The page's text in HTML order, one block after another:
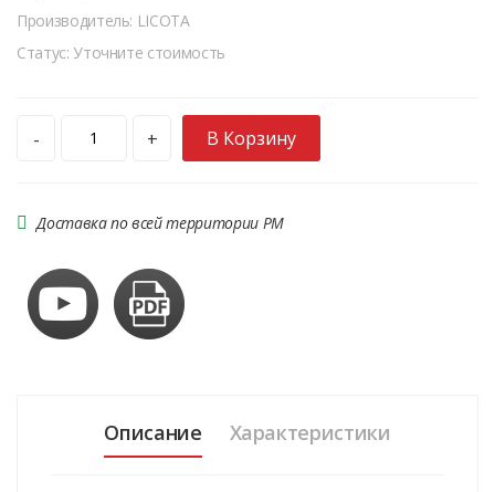
Производитель: LICOTA
Статус: Уточните стоимость
- + В Корзину
Доставка по всей территории РМ
Описание Характеристики